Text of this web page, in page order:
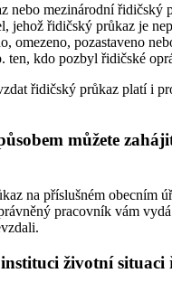
nebo mezinárodní řidičský
jehož řidičský průkaz je
omezeno, pozastaveno
ten, kdo pozbyl řidičské
řidičský průkaz platí i
můžete
na příslušném obecním
pracovník vám
životní situaci